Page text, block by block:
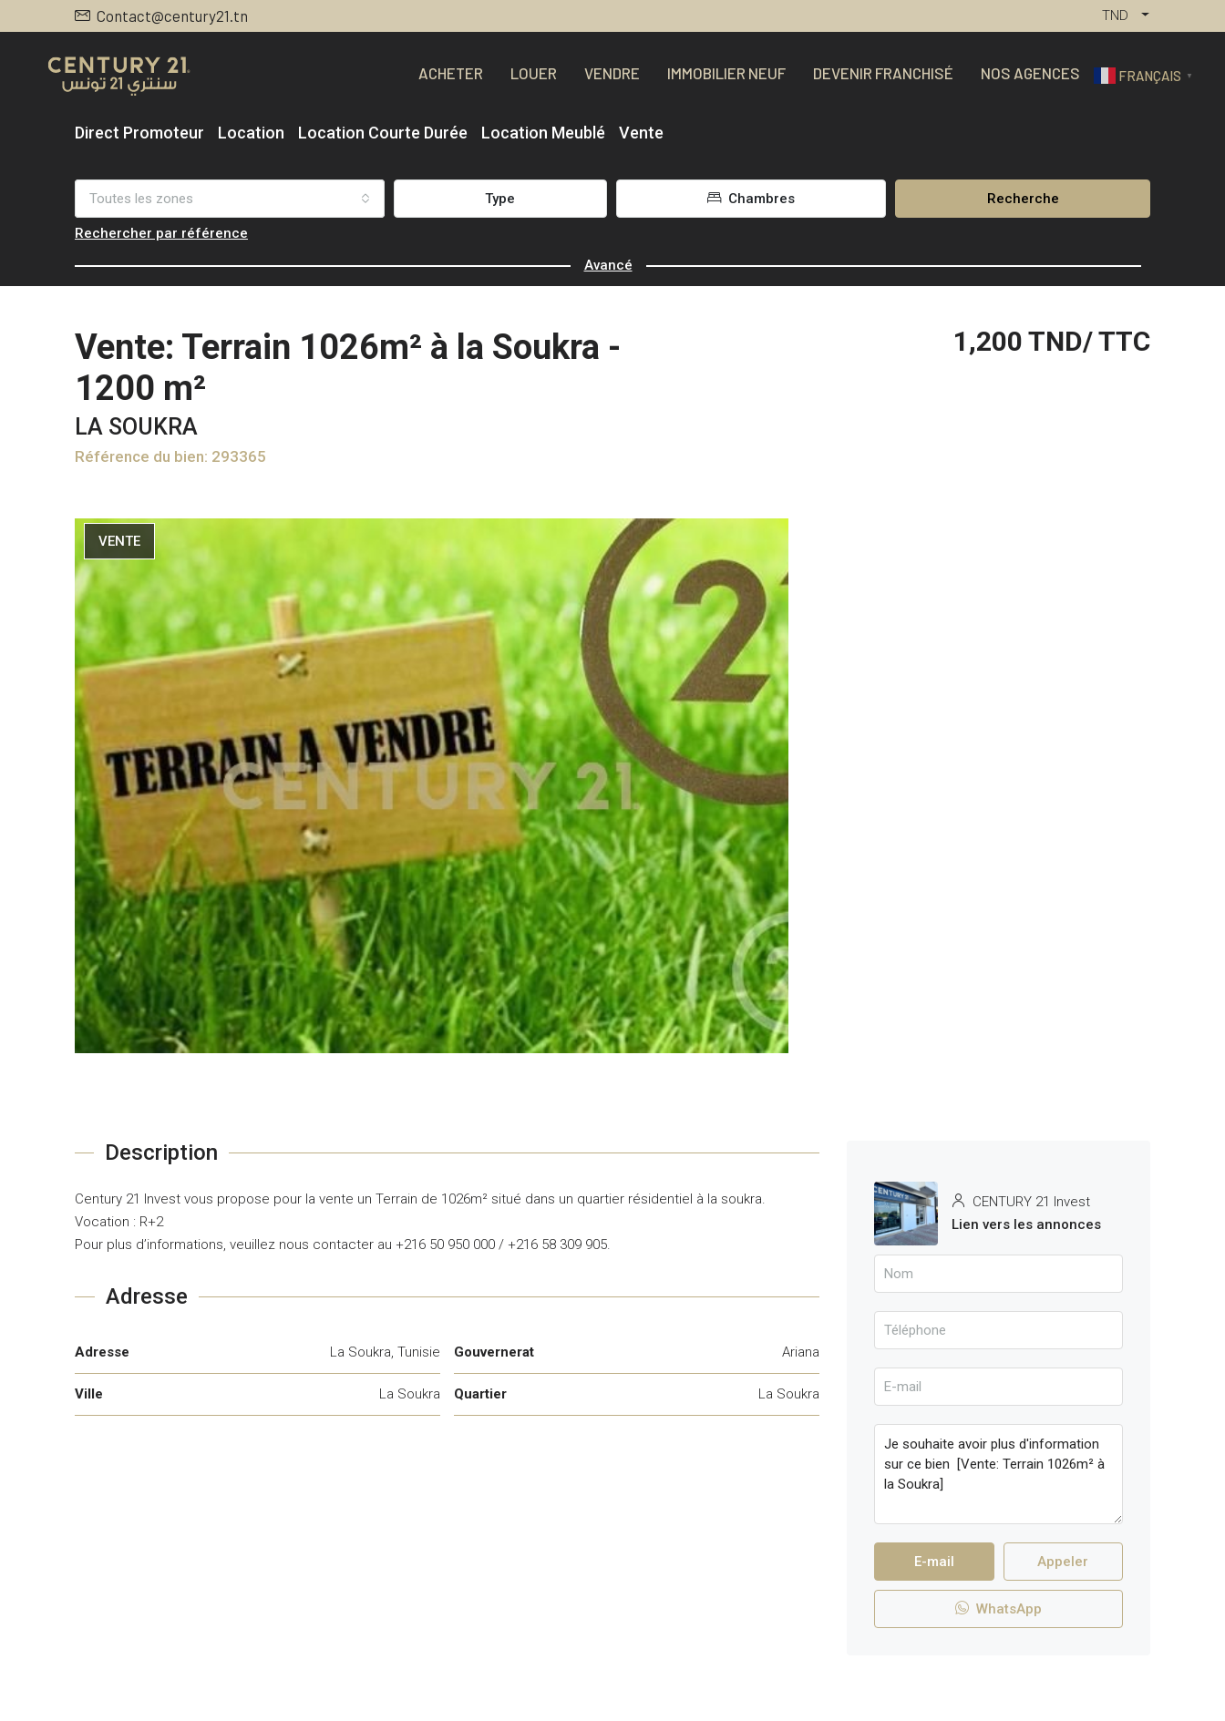
Contact@century21.tn TND
ACHETER LOUER VENDRE IMMOBILIER NEUF DEVENIR FRANCHISÉ NOS AGENCES FRANÇAIS ▼
Direct Promoteur Location Location Courte Durée Location Meublé Vente
Toutes les zones Type Chambres Recherche
Rechercher par référence
Avancé
Vente: Terrain 1026m² à la Soukra -
1200 m²
LA SOUKRA
Référence du bien: 293365
1,200 TND/ TTC
VENTE
Description
Century 21 Invest vous propose pour la vente un Terrain de 1026m² situé dans un quartier résidentiel à la soukra.
Vocation : R+2
Pour plus d’informations, veuillez nous contacter au +216 50 950 000 / +216 58 309 905.
Adresse
Adresse La Soukra, Tunisie
Ville La Soukra
Gouvernerat Ariana
Quartier La Soukra
CENTURY 21 Invest
Lien vers les annonces
E-mail Appeler
WhatsApp